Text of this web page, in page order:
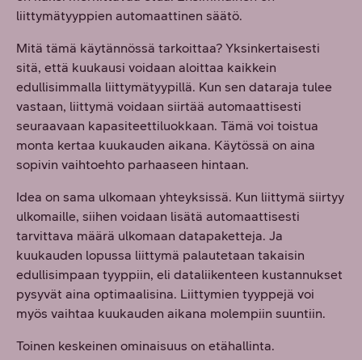
liittymätyyppien automaattinen säätö.
Mitä tämä käytännössä tarkoittaa? Yksinkertaisesti
sitä, että kuukausi voidaan aloittaa kaikkein
edullisimmalla liittymätyypillä. Kun sen dataraja tulee
vastaan, liittymä voidaan siirtää automaattisesti
seuraavaan kapasiteettiluokkaan. Tämä voi toistua
monta kertaa kuukauden aikana. Käytössä on aina
sopivin vaihtoehto parhaaseen hintaan.
Idea on sama ulkomaan yhteyksissä. Kun liittymä siirtyy
ulkomaille, siihen voidaan lisätä automaattisesti
tarvittava määrä ulkomaan datapaketteja. Ja
kuukauden lopussa liittymä palautetaan takaisin
edullisimpaan tyyppiin, eli dataliikenteen kustannukset
pysyvät aina optimaalisina. Liittymien tyyppejä voi
myös vaihtaa kuukauden aikana molempiin suuntiin.
Toinen keskeinen ominaisuus on etähallinta.